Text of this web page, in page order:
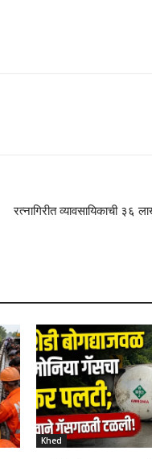
रत्नागिरीत व्यावसायिकाची ३६
Khed